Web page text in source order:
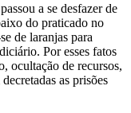
a se desfazer de
do praticado no
de laranjas para
Por esses fatos
ocultação de recursos,
as prisões